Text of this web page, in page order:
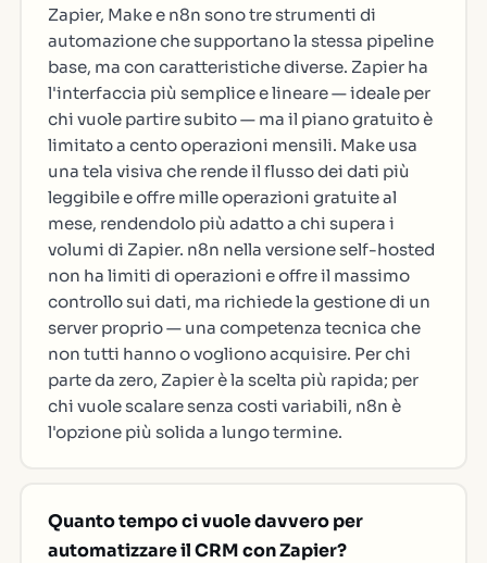
Zapier, Make e n8n sono tre strumenti di
automazione che supportano la stessa pipeline
base, ma con caratteristiche diverse. Zapier ha
l'interfaccia più semplice e lineare — ideale per
chi vuole partire subito — ma il piano gratuito è
limitato a cento operazioni mensili. Make usa
una tela visiva che rende il flusso dei dati più
leggibile e offre mille operazioni gratuite al
mese, rendendolo più adatto a chi supera i
volumi di Zapier. n8n nella versione self-hosted
non ha limiti di operazioni e offre il massimo
controllo sui dati, ma richiede la gestione di un
server proprio — una competenza tecnica che
non tutti hanno o vogliono acquisire. Per chi
parte da zero, Zapier è la scelta più rapida; per
chi vuole scalare senza costi variabili, n8n è
l'opzione più solida a lungo termine.
Quanto tempo ci vuole davvero per
automatizzare il CRM con Zapier?